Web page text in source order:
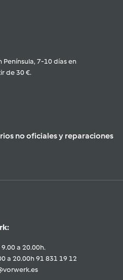
7-10 días en
de 30 €.
no oficiales y reparaciones
a 20.00h.
a 20.00h 91 831 19 12